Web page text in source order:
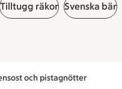
Tilltugg räkor Svenska bär
och pistagnötter